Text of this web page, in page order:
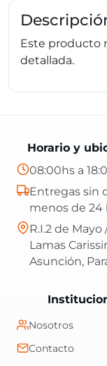
Este producto
detallada.
Nosotros
Contacto
Horario y
08:00hs a
Entregas sin
menos de 24
R.I.2 de Mayo
Lamas
Asunción,